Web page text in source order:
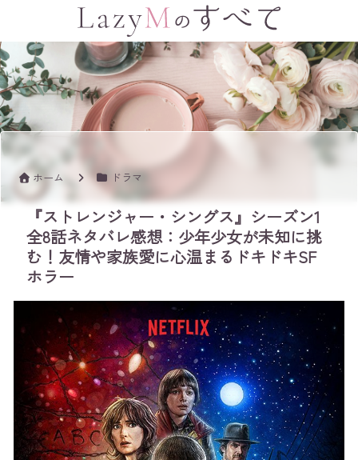
ホーム ドラマ
『ストレンジャー・シングス』シーズン1
全8話ネタバレ感想：少年少女が未知に挑
む！友情や家族愛に心温まるドキドキSF
ホラー